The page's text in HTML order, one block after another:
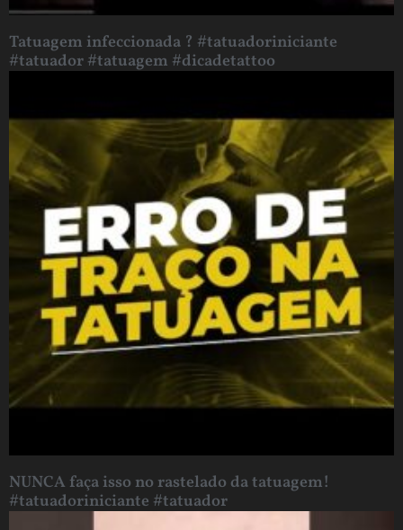
Tatuagem infeccionada ? #tatuadoriniciante
#tatuador #tatuagem #dicadetattoo
NUNCA faça isso no rastelado da tatuagem!
#tatuadoriniciante #tatuador